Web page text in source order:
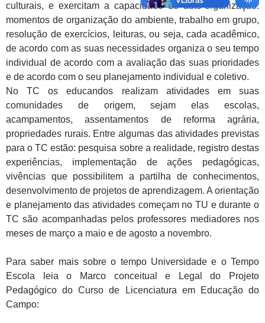
culturais, e exercitam a capacidade de auto-organização:
momentos de organização do ambiente, trabalho em grupo,
resolução de exercícios, leituras, ou seja, cada acadêmico,
de acordo com as suas necessidades organiza o seu tempo
individual de acordo com a avaliação das suas prioridades
e de acordo com o seu planejamento individual e coletivo.
No TC os educandos realizam atividades em suas
comunidades de origem, sejam elas escolas,
acampamentos, assentamentos de reforma agrária,
propriedades rurais. Entre algumas das atividades previstas
para o TC estão: pesquisa sobre a realidade, registro destas
experiências, implementação de ações pedagógicas,
vivências que possibilitem a partilha de conhecimentos,
desenvolvimento de projetos de aprendizagem. A orientação
e planejamento das atividades começam no TU e durante o
TC são acompanhadas pelos professores mediadores nos
meses de março a maio e de agosto a novembro.
Para saber mais sobre o tempo Universidade e o Tempo
Escola leia o Marco conceitual e Legal do Projeto
Pedagógico do Curso de Licenciatura em Educação do
Campo: